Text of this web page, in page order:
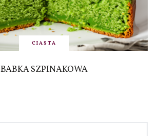
CIASTA
BABKA SZPINAKOWA